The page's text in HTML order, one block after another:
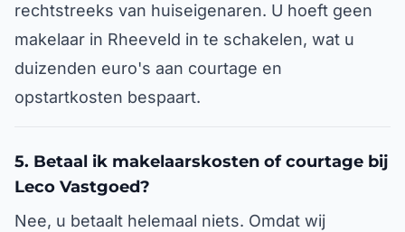
rechtstreeks van huiseigenaren. U hoeft geen
makelaar in Rheeveld in te schakelen, wat u
duizenden euro's aan courtage en
opstartkosten bespaart.
5. Betaal ik makelaarskosten of courtage bij
Leco Vastgoed?
Nee, u betaalt helemaal niets. Omdat wij